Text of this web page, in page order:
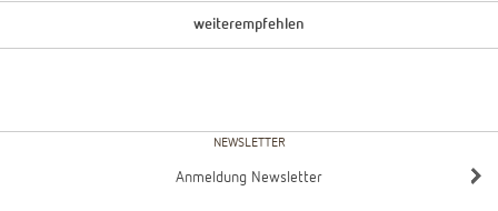
weiterempfehlen
NEWSLETTER
Anmeldung Newsletter